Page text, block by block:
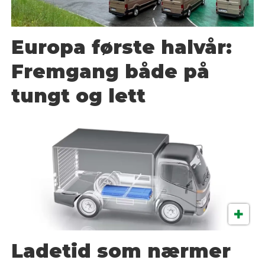
Europa første halvår:
Fremgang både på
tungt og lett
Ladetid som nærmer